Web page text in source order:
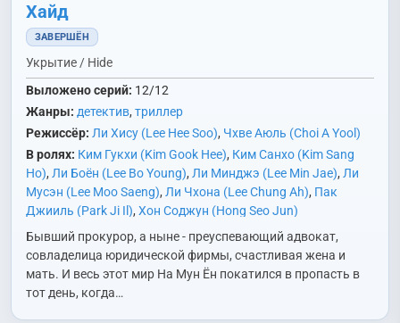
Хайд
ЗАВЕРШЁН
Укрытие / Hide
Выложено серий: 12/12
Жанры: детектив,триллер
Режиссёр: Ли Хису (Lee Hee Soo), Чхве Аюль (Choi A Yool)
В ролях: Ким Гукхи (Kim Gook Hee), Ким Санхо (Kim Sang
Ho), Ли Боён (Lee Bo Young), Ли Минджэ (Lee Min Jae), Ли
Мусэн (Lee Moo Saeng), Ли Чхона (Lee Chung Ah), Пак
Джииль (Park Ji Il), Хон Соджун (Hong Seo Jun)
Бывший прокурор, а ныне - преуспевающий адвокат,
совладелица юридической фирмы, счастливая жена и
мать. И весь этот мир На Мун Ён покатился в пропасть в
тот день, когда…